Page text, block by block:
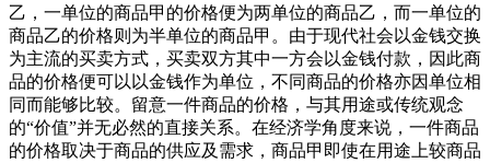
乙，一单位的商品甲的价格便为两单位的商品乙，而一单位的
商品乙的价格则为半单位的商品甲。由于现代社会以金钱交换
为主流的买卖方式，买卖双方其中一方会以金钱付款，因此商
品的价格便可以以金钱作为单位，不同商品的价格亦因单位相
同而能够比较。留意一件商品的价格，与其用途或传统观念
的“价值”并无必然的直接关系。在经济学角度来说，一件商品
的价格取决于商品的供应及需求，商品甲即使在用途上较商品